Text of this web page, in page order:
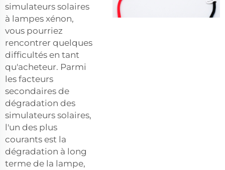
simulateurs solaires
à lampes xénon,
vous pourriez
rencontrer quelques
difficultés en tant
qu'acheteur. Parmi
les facteurs
secondaires de
dégradation des
simulateurs solaires,
l'un des plus
courants est la
dégradation à long
terme de la lampe,